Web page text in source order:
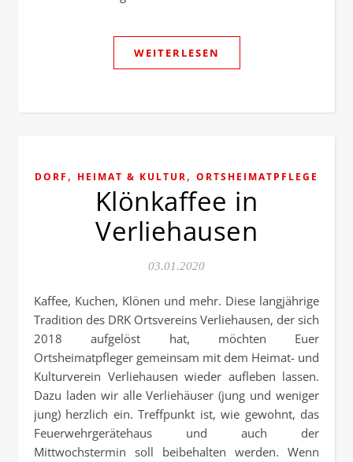
WEITERLESEN
DORF , HEIMAT & KULTUR, ORTSHEIMATPFLEGE
Klönkaffee in
Verliehausen
03.01.2020
Kaffee, Kuchen, Klönen und mehr. Diese langjährige
Tradition des DRK Ortsvereins Verliehausen, der sich
2018 aufgelöst hat, möchten Euer
Ortsheimatpfleger gemeinsam mit dem Heimat- und
Kulturverein Verliehausen wieder aufleben lassen.
Dazu laden wir alle Verliehäuser (jung und weniger
jung) herzlich ein. Treffpunkt ist, wie gewohnt, das
Feuerwehrgerätehaus und auch der
Mittwochstermin soll beibehalten werden. Wenn